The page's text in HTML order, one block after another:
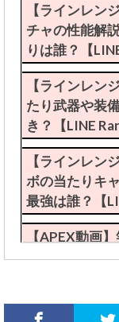
【ラインレン
チャの性能解
りは誰？【
【ラインレン
たり武器や装
き？【LINE
【ラインレン
ボの当たりキ
最強は誰？【
【APEX動画
珍事件が発生
保護中: 限定